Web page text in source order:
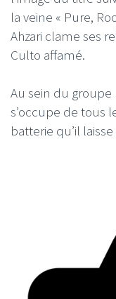
la veine « Pure,
Ahzari clame ses
Culto affamé.
Au sein du
s’occupe de tous
batterie qu’il laisse